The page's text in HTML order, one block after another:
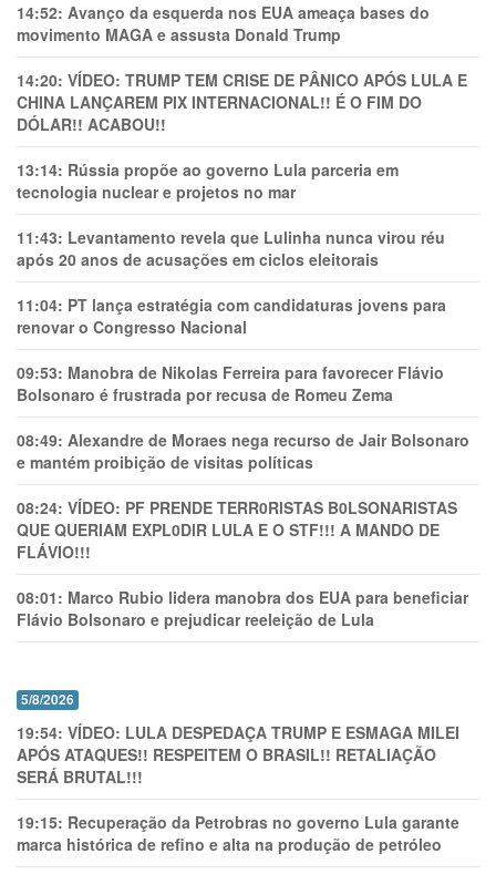
14:52: Avanço da esquerda nos EUA ameaça bases do
movimento MAGA e assusta Donald Trump
14:20: VÍDEO: TRUMP TEM CRlSE DE PÂNlCO APÓS LULA E
CHINA LANÇAREM PIX INTERNACIONAL!! É O FIM DO
DÓLAR!! ACABOU!!
13:14: Rússia propõe ao governo Lula parceria em
tecnologia nuclear e projetos no mar
11:43: Levantamento revela que Lulinha nunca virou réu
após 20 anos de acusações em ciclos eleitorais
11:04: PT lança estratégia com candidaturas jovens para
renovar o Congresso Nacional
09:53: Manobra de Nikolas Ferreira para favorecer Flávio
Bolsonaro é frustrada por recusa de Romeu Zema
08:49: Alexandre de Moraes nega recurso de Jair Bolsonaro
e mantém proibição de visitas políticas
08:24: VÍDEO: PF PRENDE TERR0RlSTAS B0LSONARlSTAS
QUE QUERIAM EXPL0DlR LULA E O STF!!! A MANDO DE
FLÁVIO!!!
08:01: Marco Rubio lidera manobra dos EUA para beneficiar
Flávio Bolsonaro e prejudicar reeleição de Lula
5/8/2026
19:54: VÍDEO: LULA DESPEDAÇA TRUMP E ESMAGA MILEI
APÓS ATAQUES!! RESPEITEM O BRASIL!! RETALIAÇÃO
SERÁ BRUTAL!!!
19:15: Recuperação da Petrobras no governo Lula garante
marca histórica de refino e alta na produção de petróleo